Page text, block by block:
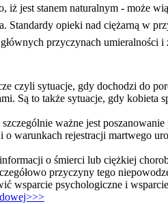
jest stanem naturalnym - może
opieki nad ciężarną w
przyczynach umieralności
czyli sytuacje, gdy dochodzi do
Są to także sytuacje, gdy kobieta
ważne jest
warunkach rejestracji martwego
o śmierci lub ciężkiej
przyczyny tego
wsparcie psychologiczne i